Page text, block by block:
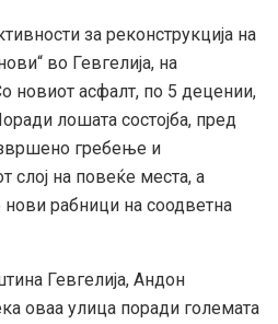
за реконструкција на
во Гевгелија, на
новиот асфалт, по 5 децении,
лошата состојба, пред
гребење и
слој на повеќе места, а
рабници на соодветна
Гевгелија, Андон
оваа улица поради големата